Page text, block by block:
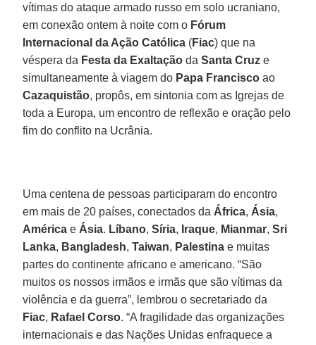
vítimas do ataque armado russo em solo ucraniano,
em conexão ontem à noite com o Fórum
Internacional da Ação Católica (Fiac) que na
véspera da Festa da Exaltação daSanta Cruz e
simultaneamente à viagem do Papa Francisco ao
Cazaquistão, propôs, em sintonia com as Igrejas de
toda a Europa, um encontro de reflexão e oração pelo
fim do conflito na Ucrânia.
Uma centena de pessoas participaram do encontro
em mais de 20 países, conectados da África, Ásia,
América e Ásia. Líbano,Síria, Iraque, Mianmar,Sri
Lanka, Bangladesh,Taiwan, Palestina e muitas
partes do continente africano e americano. “São
muitos os nossos irmãos e irmãs que são vítimas da
violência e da guerra”, lembrou o secretariado da
Fiac, Rafael Corso. “A fragilidade das organizações
internacionais e das Nações Unidas enfraquece a